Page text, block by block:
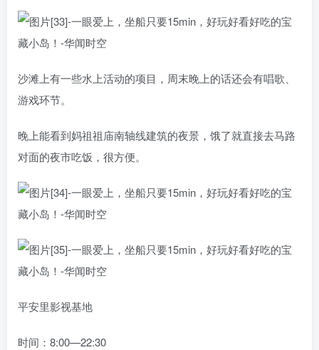
沙滩上有一些水上活动的项目，周末晚上的话还会有唱歌、
游戏环节。
晚上能看到妈祖祖庙南轴线建筑的夜景，饿了就直接去马路
对面的夜市吃饭，很方便。
平安里影视基地
时间：8:00—22:30